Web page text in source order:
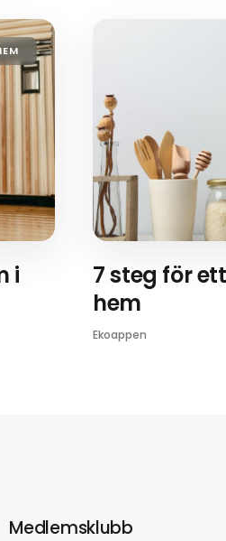
i
7 steg för
hem
Ekoappen
Medlemsklubb